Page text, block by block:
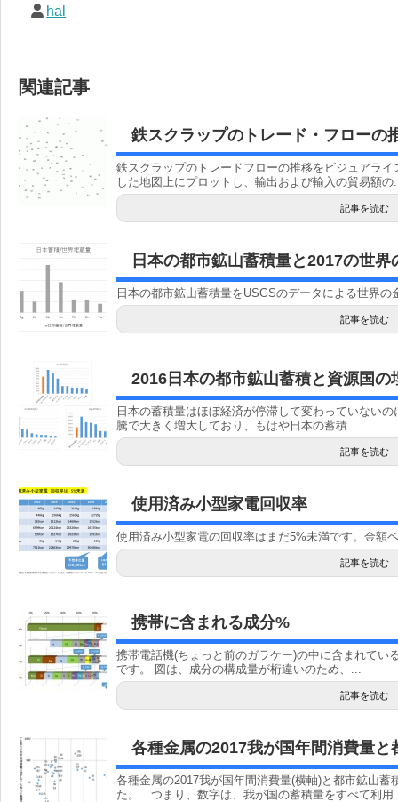
hal
関連記事
鉄スクラップのトレード・フローの
鉄スクラップのトレードフローの推移をビジュアラ
した地図上にプロットし、輸出および輸入の貿易額の
記事を読む
日本の都市鉱山蓄積量と2017の世
日本の都市鉱山蓄積量をUSGSのデータによる世界の
記事を読む
2016日本の都市鉱山蓄積と資源国の
日本の蓄積量はほぼ経済が停滞して変わっていない
騰で大きく増大しており、もはや日本の蓄積...
記事を読む
使用済み小型家電回収率
使用済み小型家電の回収率はまだ5%未満です。金額
記事を読む
携帯に含まれる成分%
携帯電話機(ちょっと前のガラケー)の中に含まれてい
です。 図は、成分の構成量が桁違いのため、...
記事を読む
各種金属の2017我が国年間消費量と
各種金属の2017我が国年間消費量(横軸)と都市鉱山
た。 つまり、数字は、我が国の蓄積量をすべて利用